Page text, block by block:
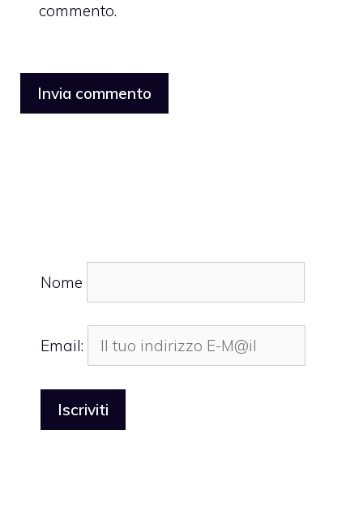
commento.
Nome
Email: